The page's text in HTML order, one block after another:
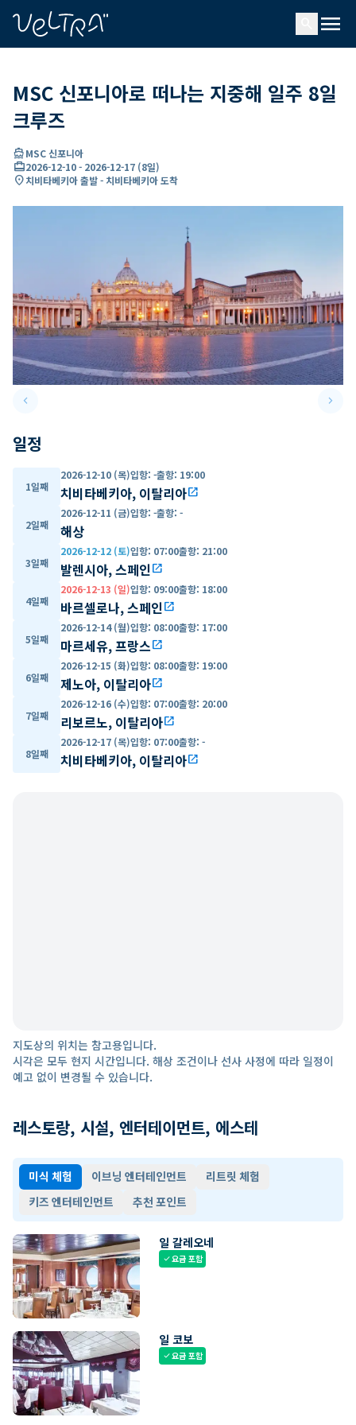
menu
MSC 신포니아로 떠나는 지중해 일주 8일
크루즈
directions_boatMSC 신포니아
card_travel2026-12-10- 2026-12-17 (8일)
location_on치비타베키아 출발 - 치비타베키아 도착
keyboard_arrow_leftPrevious slide keyboard_arrow_right
일정
1일째
2026-12-10 (목)입항: -출항: 19:00
치비타베키아, 이탈리아open_in_new
2일째
2026-12-11 (금)입항: -출항: -
해상
3일째
2026-12-12 (토)입항: 07:00출항: 21:00
발렌시아, 스페인open_in_new
4일째
2026-12-13 (일)입항: 09:00출항: 18:00
바르셀로나, 스페인open_in_new
5일째
2026-12-14 (월)입항: 08:00출항: 17:00
마르세유, 프랑스open_in_new
6일째
2026-12-15 (화)입항: 08:00출항: 19:00
제노아, 이탈리아open_in_new
7일째
2026-12-16 (수)입항: 07:00출항: 20:00
리보르노, 이탈리아open_in_new
8일째
2026-12-17 (목)입항: 07:00출항: -
치비타베키아, 이탈리아open_in_new
지도상의 위치는 참고용입니다.
시각은 모두 현지 시간입니다. 해상 조건이나 선사 사정에 따라 일정이
예고 없이 변경될 수 있습니다.
레스토랑, 시설, 엔터테이먼트, 에스테
미식 체험 이브닝 엔터테인먼트
리트릿 체험
키즈 엔터테인먼트
추천 포인트
일 갈레오네
check요금 포함
일 코보
check요금 포함